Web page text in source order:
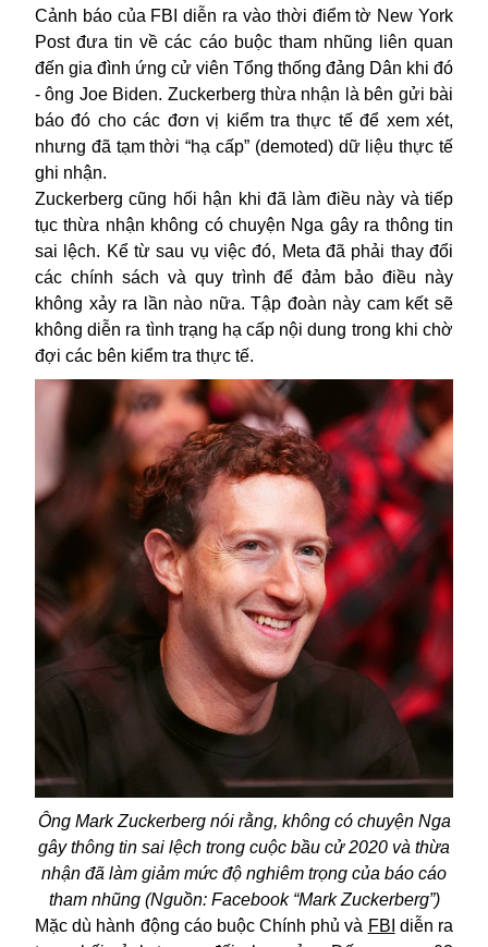
Cảnh báo của FBI diễn ra vào thời điểm tờ New York
Post đưa tin về các cáo buộc tham nhũng liên quan
đến gia đình ứng cử viên Tổng thống đảng Dân khi đó
- ông Joe Biden. Zuckerberg thừa nhận là bên gửi bài
báo đó cho các đơn vị kiểm tra thực tế để xem xét,
nhưng đã tạm thời “hạ cấp” (demoted) dữ liệu thực tế
ghi nhận.
Zuckerberg cũng hối hận khi đã làm điều này và tiếp
tục thừa nhận không có chuyện Nga gây ra thông tin
sai lệch. Kể từ sau vụ việc đó, Meta đã phải thay đổi
các chính sách và quy trình để đảm bảo điều này
không xảy ra lần nào nữa. Tập đoàn này cam kết sẽ
không diễn ra tình trạng hạ cấp nội dung trong khi chờ
đợi các bên kiểm tra thực tế.
Ông Mark Zuckerberg nói rằng, không có chuyện Nga
gây thông tin sai lệch trong cuộc bầu cử 2020 và thừa
nhận đã làm giảm mức độ nghiêm trọng của báo cáo
tham nhũng (Nguồn: Facebook “Mark Zuckerberg”)
Mặc dù hành động cáo buộc Chính phủ và FBI diễn ra